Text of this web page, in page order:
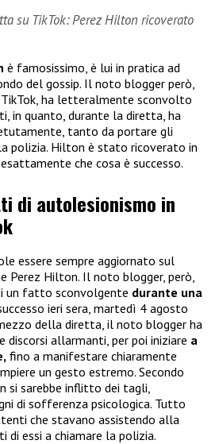
su TikTok: Perez Hilton ricoverato
è famosissimo, è lui in pratica ad
del gossip. Il noto blogger però,
ha letteralmente sconvolto
in quanto, durante la diretta, ha
tanto da portare gli
polizia. Hilton è stato ricoverato in
che cosa è successo.
di autolesionismo in
essere sempre aggiornato sul
Perez Hilton. Il noto blogger, però,
un fatto sconvolgente durante una
successo ieri sera, martedì 4 agosto
della diretta, il noto blogger ha
discorsi allarmanti, per poi iniziare a
fino a manifestare chiaramente
un gesto estremo. Secondo
sarebbe inflitto dei tagli,
di sofferenza psicologica. Tutto
che stavano assistendo alla
di essi a chiamare la polizia.